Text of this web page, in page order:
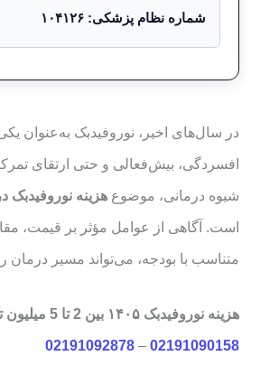
شماره نظام پزشکی: ۱۰۴۱۲۶
در سال‌های اخیر، نوروفیدبک به‌عنوان
افسردگی، بیش‌فعالی و حتی ارتقای
شیوه درمانی، موضوع هزینه نوروفیدبک
است. آگاهی از عوامل مؤثر بر قیمت،
متناسب با بودجه، می‌تواند مسیر درمان
هزینه نوروفیدبک ۱۴۰۵ بین 2 تا 5 میلیون تومان
02191090158
–
02191092878